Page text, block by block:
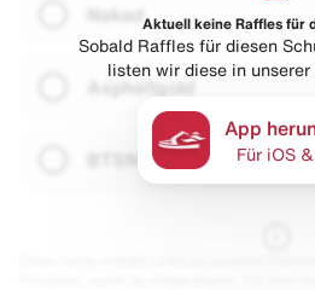
Naked
Asphaltgold
Aktuell keine Raffles für
Sobald Raffles für diesen
listen wir diese in unserer
App
Für iOS